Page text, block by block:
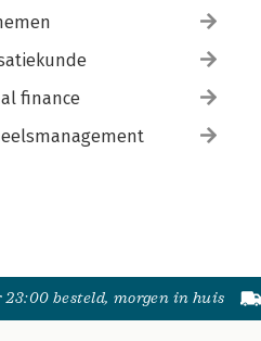
finance
23:00 besteld, morgen in huis